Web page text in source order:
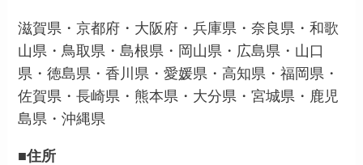
滋賀県・京都府・大阪府・兵庫県・奈良県・和歌
山県・鳥取県・島根県・岡山県・広島県・山口
県・徳島県・香川県・愛媛県・高知県・福岡県・
佐賀県・長崎県・熊本県・大分県・宮城県・鹿児
島県・沖縄県
■住所